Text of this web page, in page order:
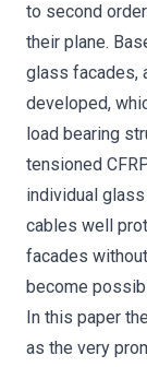
to second
their plane.
glass facades,
developed,
load bearing
tensioned
individual
cables well
facades
become
In this paper
as the very